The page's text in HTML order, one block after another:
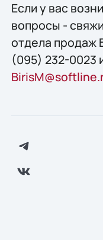
Если у вас
вопросы -
отдела продаж
(095) 232-0023